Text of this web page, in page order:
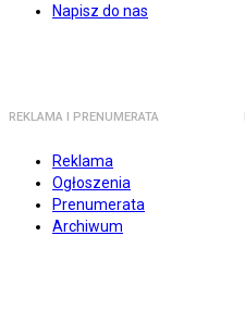
Napisz do nas
REKLAMA I PRENUMERATA
Reklama
Ogłoszenia
Prenumerata
Archiwum